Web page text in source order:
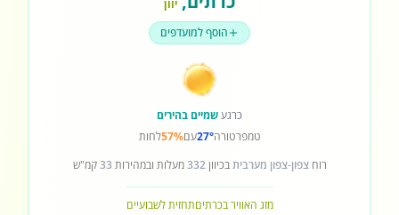
יוון
הוסף למועדפים
כרגעשמיים בהירים
טמפרטורה27°עם57%לחות
רוחצפון-צפון מערביתבכיוון332מעלות ובמהירות 33קמ"ש
מזג האוויר בכרתיםתחזית לשבועיים